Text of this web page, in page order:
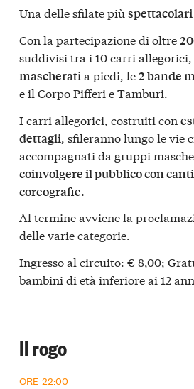
Una delle sfilate più spettacolari
Con la partecipazione di oltre
suddivisi tra i 10 carri allegorici,
mascheratia piedi, le2 bande
e il Corpo Pifferi e Tamburi.
I carri allegorici, costruiti con
dettagli, sfileranno lungo le vie
accompagnati da gruppi
coinvolgere il pubblico con
coreografie.
Al termine avviene la
delle varie categorie.
Ingresso al circuito: € 8,00;
bambini di età inferiore ai 12
Il rogo
ORE 22:00